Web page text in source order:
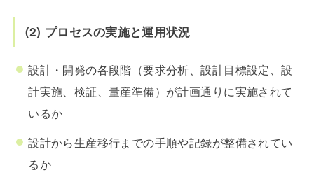
(2) プロセスの実施と運用状況
設計・開発の各段階（要求分析、設計目標設定、設
計実施、検証、量産準備）が計画通りに実施されて
いるか
設計から生産移行までの手順や記録が整備されてい
るか